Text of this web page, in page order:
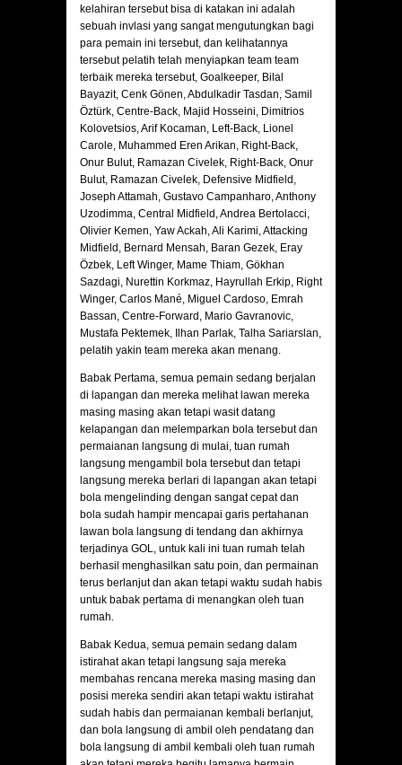
kelahiran tersebut bisa di katakan ini adalah
sebuah invlasi yang sangat mengutungkan bagi
para pemain ini tersebut, dan kelihatannya
tersebut pelatih telah menyiapkan team team
terbaik mereka tersebut, Goalkeeper, Bilal
Bayazit, Cenk Gönen, Abdulkadir Tasdan, Samil
Öztürk, Centre-Back, Majid Hosseini, Dimitrios
Kolovetsios, Arif Kocaman, Left-Back, Lionel
Carole, Muhammed Eren Arikan, Right-Back,
Onur Bulut, Ramazan Civelek, Right-Back, Onur
Bulut, Ramazan Civelek, Defensive Midfield,
Joseph Attamah, Gustavo Campanharo, Anthony
Uzodimma, Central Midfield, Andrea Bertolacci,
Olivier Kemen, Yaw Ackah, Ali Karimi, Attacking
Midfield, Bernard Mensah, Baran Gezek, Eray
Özbek, Left Winger, Mame Thiam, Gökhan
Sazdagi, Nurettin Korkmaz, Hayrullah Erkip, Right
Winger, Carlos Mané, Miguel Cardoso, Emrah
Bassan, Centre-Forward, Mario Gavranovic,
Mustafa Pektemek, Ilhan Parlak, Talha Sariarslan,
pelatih yakin team mereka akan menang.
Babak Pertama, semua pemain sedang berjalan
di lapangan dan mereka melihat lawan mereka
masing masing akan tetapi wasit datang
kelapangan dan melemparkan bola tersebut dan
permaianan langsung di mulai, tuan rumah
langsung mengambil bola tersebut dan tetapi
langsung mereka berlari di lapangan akan tetapi
bola mengelinding dengan sangat cepat dan
bola sudah hampir mencapai garis pertahanan
lawan bola langsung di tendang dan akhirnya
terjadinya GOL, untuk kali ini tuan rumah telah
berhasil menghasilkan satu poin, dan permainan
terus berlanjut dan akan tetapi waktu sudah habis
untuk babak pertama di menangkan oleh tuan
rumah.
Babak Kedua, semua pemain sedang dalam
istirahat akan tetapi langsung saja mereka
membahas rencana mereka masing masing dan
posisi mereka sendiri akan tetapi waktu istirahat
sudah habis dan permaianan kembali berlanjut,
dan bola langsung di ambil oleh pendatang dan
bola langsung di ambil kembali oleh tuan rumah